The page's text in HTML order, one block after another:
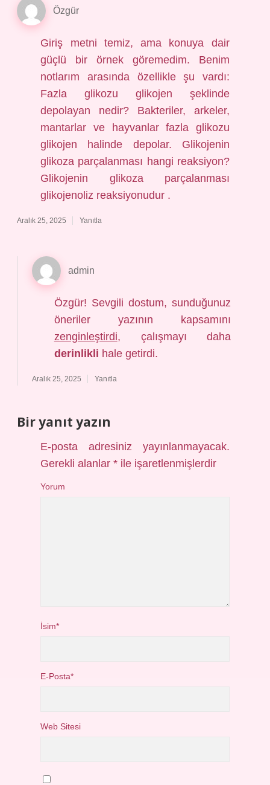
Özgür
Giriş metni temiz, ama konuya dair
güçlü bir örnek göremedim. Benim
notlarım arasında özellikle şu vardı:
Fazla glikozu glikojen şeklinde
depolayan nedir? Bakteriler, arkeler,
mantarlar ve hayvanlar fazla glikozu
glikojen halinde depolar. Glikojenin
glikoza parçalanması hangi reaksiyon?
Glikojenin glikoza parçalanması
glikojenoliz reaksiyonudur .
Aralık 25, 2025 Yanıtla
admin
Özgür! Sevgili dostum, sunduğunuz
öneriler yazının kapsamını
zenginleştirdi, çalışmayı daha
derinlikli hale getirdi.
Aralık 25, 2025 Yanıtla
Bir yanıt yazın
E-posta adresiniz yayınlanmayacak.
Gerekli alanlar* ile işaretlenmişlerdir
Yorum
İsim*
E-Posta*
Web Sitesi